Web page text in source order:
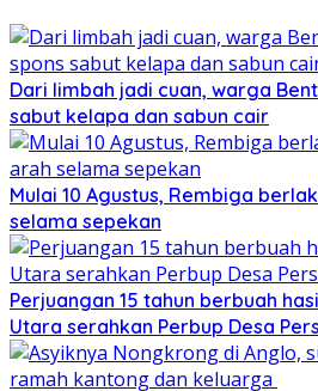
Dari limbah jadi cuan, warga
sabut kelapa dan sabun cair
Mulai 10 Agustus, Rembiga
selama sepekan
Perjuangan 15 tahun berbuah
Utara serahkan Perbup Desa